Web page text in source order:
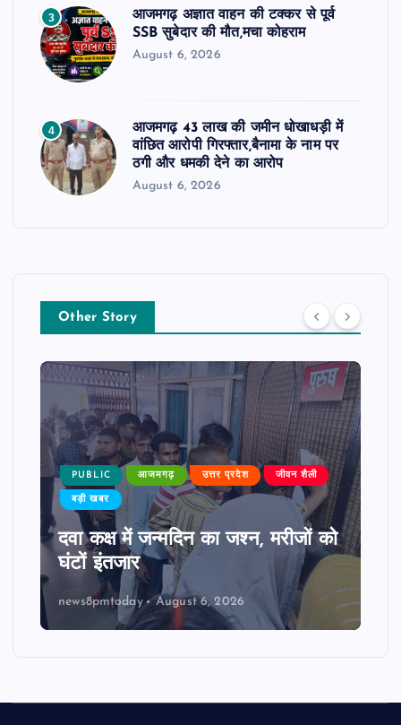
3
आजमगढ़ अज्ञात वाहन की टक्कर से पूर्व
SSB सुबेदार की मौत,मचा कोहराम
August 6, 2026
4
आजमगढ़ 43 लाख की जमीन धोखाधड़ी में
वांछित आरोपी गिरफ्तार,बैनामा के नाम पर
ठगी और धमकी देने का आरोप
August 6, 2026
Other Story
PUBLIC आजमगढ़ उत्तर प्रदेश जीवन शैली
बड़ी खबर
दवा कक्ष में जन्मदिन का जश्न, मरीजों को
घंटों इंतजार
news8pmtoday August 6, 2026